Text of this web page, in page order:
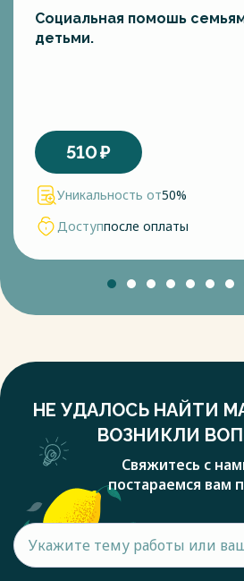
Социальная помошь
детьми.
510₽
Уникальность от50%
Доступпосле оплаты
НЕ УДАЛОСЬ НАЙТИ
ВОЗНИКЛИ
Свяжитесь с
постараемся вам